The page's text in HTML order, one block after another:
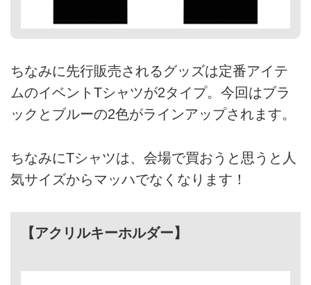
ちなみに先行販売されるグッズは定番アイテ
ムのイベントTシャツが2タイプ。今回はブラ
ックとブルーの2色がラインアップされます。
ちなみにTシャツは、会場で買おうと思うと人
気サイズからマッハでなくなります！
【アクリルキーホルダー】